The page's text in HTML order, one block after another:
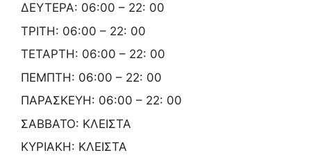
ΔΕΥΤΕΡΑ: 06:00 – 22: 00
ΤΡΙΤΗ: 06:00 – 22: 00
ΤΕΤΑΡΤΗ: 06:00 – 22: 00
ΠΕΜΠΤΗ: 06:00 – 22: 00
ΠΑΡΑΣΚΕΥΗ: 06:00 – 22: 00
ΣΑΒΒΑΤΟ: ΚΛΕΙΣΤΑ
ΚΥΡΙΑΚΗ: ΚΛΕΙΣΤΑ